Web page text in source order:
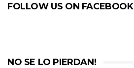
FOLLOW US ON FACEBOOK
NO SE LO PIERDAN!